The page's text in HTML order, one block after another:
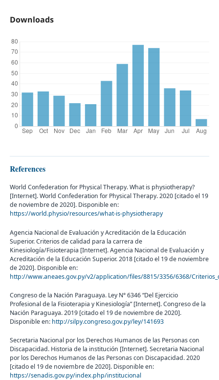
Downloads
References
World Confederation for Physical Therapy. What is physiotherapy?
[Internet]. World Confederation for Physical Therapy. 2020 [citado el 19
de noviembre de 2020]. Disponible en:
https://world.physio/resources/what-is-physiotherapy
Agencia Nacional de Evaluación y Acreditación de la Educación
Superior. Criterios de calidad para la carrera de
Kinesiología/Fisioterapia [Internet]. Agencia Nacional de Evaluación y
Acreditación de la Educación Superior. 2018 [citado el 19 de noviembre
de 2020]. Disponible en:
http://www.aneaes.gov.py/v2/application/files/8815/3356/6368/
Congreso de la Nación Paraguaya. Ley N° 6346 “Del Ejercicio
Profesional de la Fisioterapia y Kinesiología” [Internet]. Congreso de la
Nación Paraguaya. 2019 [citado el 19 de noviembre de 2020].
Disponible en: http://silpy.congreso.gov.py/ley/141693
Secretaria Nacional por los Derechos Humanos de las Personas con
Discapacidad. Historia de la institución [Internet]. Secretaria Nacional
por los Derechos Humanos de las Personas con Discapacidad. 2020
[citado el 19 de noviembre de 2020]. Disponible en:
https://senadis.gov.py/index.php/institucional